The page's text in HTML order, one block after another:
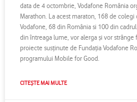
data de 4 octombrie, Vodafone România
Marathon. La acest maraton, 168 de
Vodafone, 68 din România si 100 din
din întreaga lume, vor alerga şi vor
proiecte susţinute de Fundaţia Vodafone
programului Mobile for Good.
CITEȘTE MAI MULTE